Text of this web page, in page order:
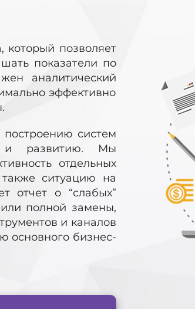
позволяет
показатели по
аналитический
эффективно
систем
и развитию. Мы
отдельных
также ситуацию на
отчет о “слабых”
полной замены,
и каналов
основного бизнес-